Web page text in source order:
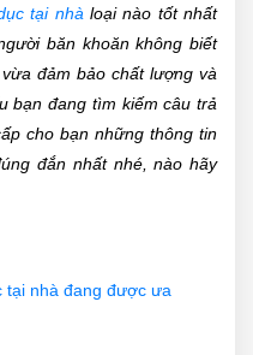
tại nhà loại nào tốt nhất
băn khoăn không biết
đảm bảo chất lượng và
bạn đang tìm kiếm câu trả
cho bạn những thông tin
đắn nhất nhé, nào hãy
tại nhà đang được ưa